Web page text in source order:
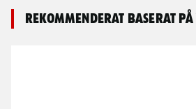
Rekommenderat baserat